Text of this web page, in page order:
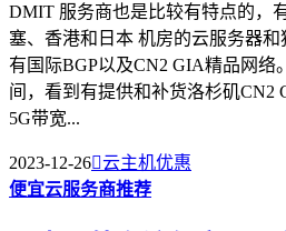
DMIT 服务商也是比较有特点的，
塞、香港和日本 机房的云服务器
有国际BGP以及CN2 GIA精品网络
间，看到有提供和补货洛杉矶CN2
5G带宽...
2023-12-26云主机优惠
便宜云服务商推荐